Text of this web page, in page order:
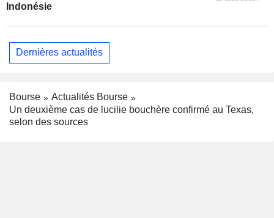
Indonésie
Dernières actualités
Bourse
Actualités Bourse
Un deuxième cas de lucilie bouchère confirmé au Texas,
selon des sources